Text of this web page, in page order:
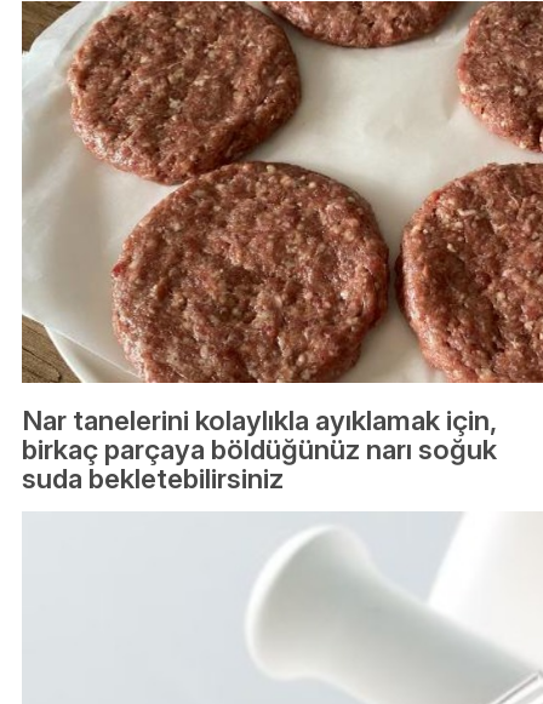
Nar tanelerini kolaylıkla ayıklamak için,
birkaç parçaya böldüğünüz narı soğuk
suda bekletebilirsiniz